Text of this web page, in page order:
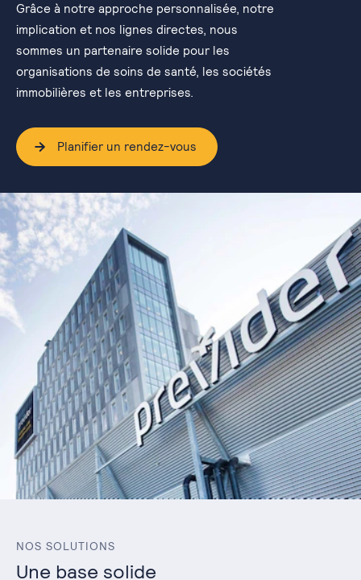
Grâce à notre approche personnalisée, notre
implication et nos lignes directes, nous
sommes un partenaire solide pour les
organisations de soins de santé, les sociétés
immobilières et les entreprises.
Planifier un rendez-vous
NOS SOLUTIONS
Une base solide